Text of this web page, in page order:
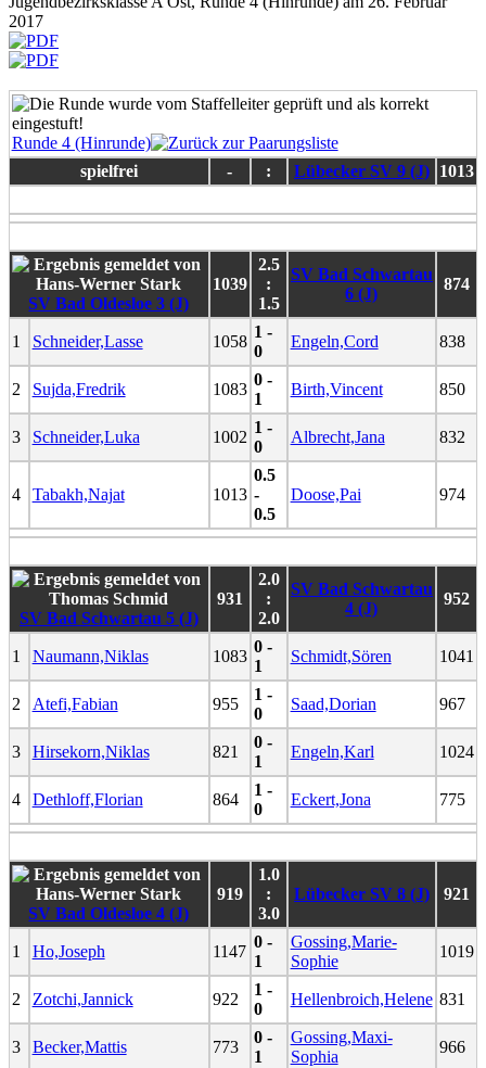
2017
Runde 4 (Hinrunde)
spielfrei
- : Lübecker SV 9 (J) 1013
SV Bad Oldesloe 3 (J)
1039
2.5
:
1.5
SV Bad Schwartau
6 (J)
874
1 Schneider,Lasse 1058
1 -
0
Engeln,Cord 838
2 Sujda,Fredrik 1083
0 -
1
Birth,Vincent 850
3 Schneider,Luka 1002
1 -
0
Albrecht,Jana 832
4 Tabakh,Najat 1013
0.5
-
0.5
Doose,Pai 974
SV Bad Schwartau 5 (J)
931
2.0
:
2.0
SV Bad Schwartau
4 (J)
952
1 Naumann,Niklas 1083
0 -
1
Schmidt,Sören 1041
2 Atefi,Fabian 955
1 -
0
Saad,Dorian 967
3 Hirsekorn,Niklas 821
0 -
1
Engeln,Karl 1024
4 Dethloff,Florian 864
1 -
0
Eckert,Jona 775
SV Bad Oldesloe 4 (J)
919
1.0
:
3.0
Lübecker SV 8 (J) 921
1 Ho,Joseph 1147
0 -
1
Gossing,Marie-
Sophie
1019
2 Zotchi,Jannick 922
1 -
0
Hellenbroich,Helene 831
3 Becker,Mattis 773
0 -
1
Gossing,Maxi-
Sophia
966